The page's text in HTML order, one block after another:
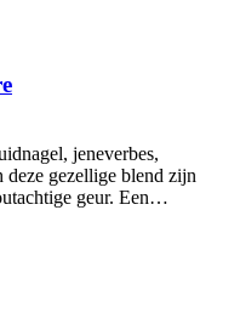
jeneverbes,
deze gezellige blend zijn
geur. Een…